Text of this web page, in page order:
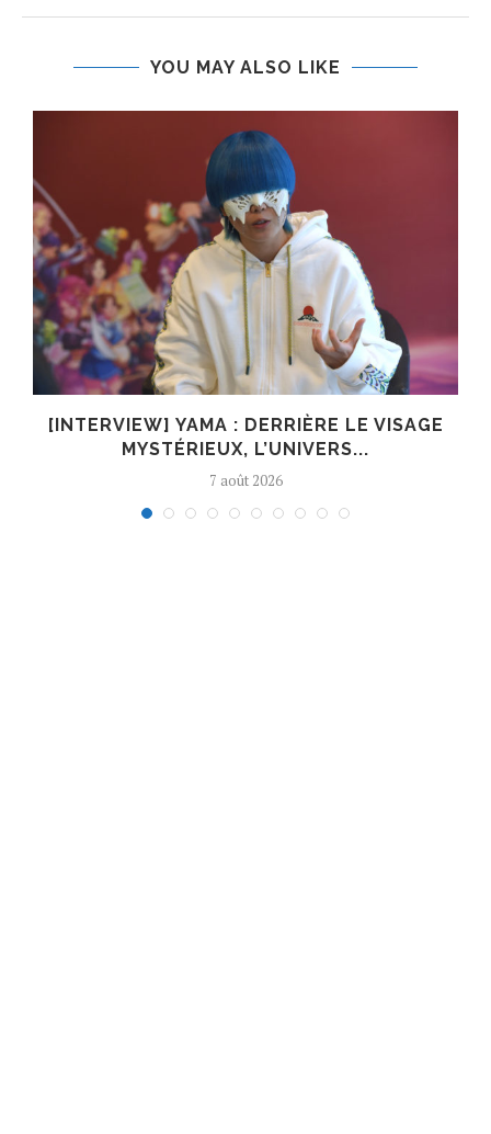
YOU MAY ALSO LIKE
[INTERVIEW] YAMA : DERRIÈRE LE VISAGE
MYSTÉRIEUX, L’UNIVERS...
7 août 2026